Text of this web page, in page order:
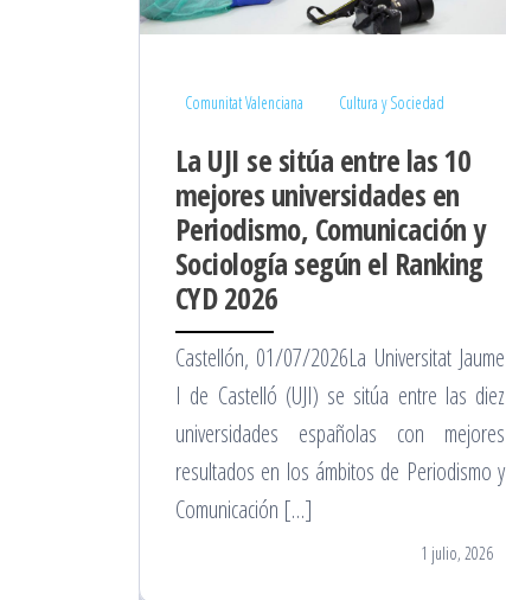
Comunitat Valenciana Cultura y Sociedad
La UJI se sitúa entre las 10
mejores universidades en
Periodismo, Comunicación y
Sociología según el Ranking
CYD 2026
Castellón, 01/07/2026La Universitat Jaume
I de Castelló (UJI) se sitúa entre las diez
universidades españolas con mejores
resultados en los ámbitos de Periodismo y
Comunicación […]
1 julio, 2026